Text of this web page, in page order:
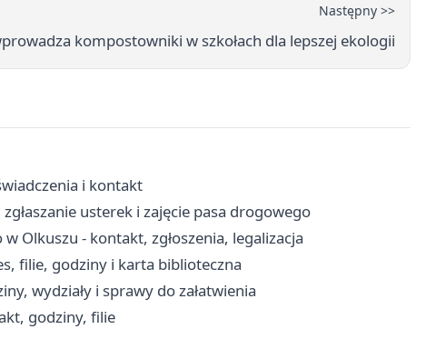
Następny >>
kompostowniki w szkołach dla lepszej ekologii
i kontakt
usterek i zajęcie pasa drogowego
Olkuszu - kontakt, zgłoszenia, legalizacja
filie, godziny i karta biblioteczna
wydziały i sprawy do załatwienia
godziny, filie